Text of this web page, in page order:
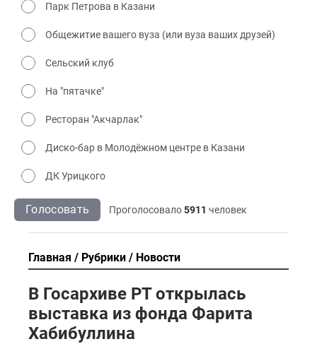
Парк Петрова в Казани
Общежитие вашего вуза (или вуза ваших друзей)
Сельский клуб
На "пятачке"
Ресторан "Акчарлак"
Диско-бар в Молодёжном центре в Казани
ДК Урицкого
Голосовать Проголосовало5911 человек
Главная Рубрики Новости
В Госархиве РТ открылась
выставка из фонда Фарита
Хабибуллина